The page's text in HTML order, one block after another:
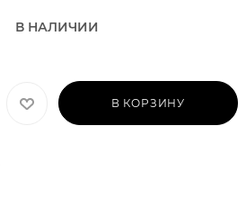
В НАЛИЧИИ
В КОРЗИНУ